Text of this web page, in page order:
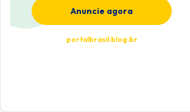
Anuncie agora
portalbrasil.blog.br